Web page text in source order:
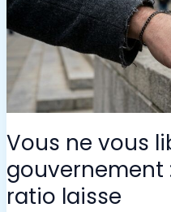
Vous ne vous
gouvernement
ratio laisse